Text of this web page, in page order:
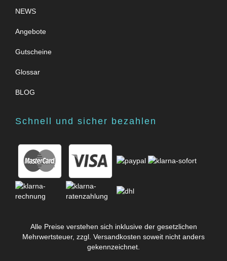
NEWS
Angebote
Gutscheine
Glossar
BLOG
Schnell und sicher bezahlen
Alle Preise verstehen sich inklusive der gesetzlichen
Mehrwertsteuer, zzgl. Versandkosten soweit nicht anders
gekennzeichnet.